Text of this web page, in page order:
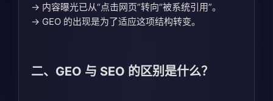
→ 内容曝光已从“点击网页”转向“被系统引用”。
→ GEO 的出现是为了适应这项结构转变。
二、GEO 与 SEO 的区别是什么？